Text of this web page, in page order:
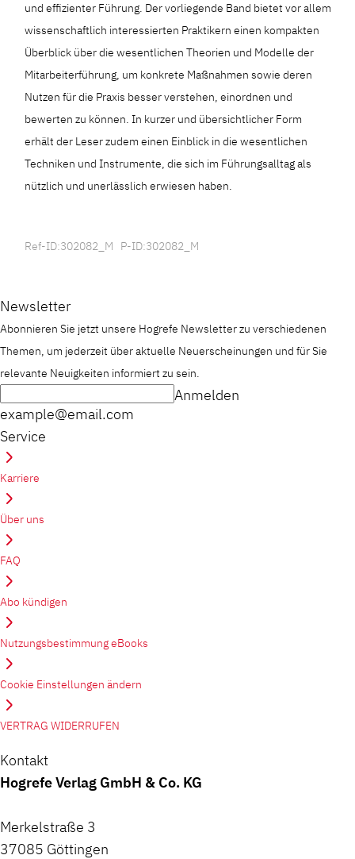
und effizienter Führung. Der vorliegende Band bietet vor allem
wissenschaftlich interessierten Praktikern einen kompakten
Überblick über die wesentlichen Theorien und Modelle der
Mitarbeiterführung, um konkrete Maßnahmen sowie deren
Nutzen für die Praxis besser verstehen, einordnen und
bewerten zu können. In kurzer und übersichtlicher Form
erhält der Leser zudem einen Einblick in die wesentlichen
Techniken und Instrumente, die sich im Führungsalltag als
nützlich und unerlässlich erwiesen haben.
Ref-ID:302082_M P-ID:302082_M
Newsletter
Abonnieren Sie jetzt unsere Hogrefe Newsletter zu verschiedenen
Themen, um jederzeit über aktuelle Neuerscheinungen und für Sie
relevante Neuigkeiten informiert zu sein.
example@email.com
Anmelden
Service
Karriere
Über uns
FAQ
Abo kündigen
Nutzungsbestimmung eBooks
Cookie Einstellungen ändern
VERTRAG WIDERRUFEN
Kontakt
Hogrefe Verlag GmbH & Co. KG
Merkelstraße 3
37085 Göttingen